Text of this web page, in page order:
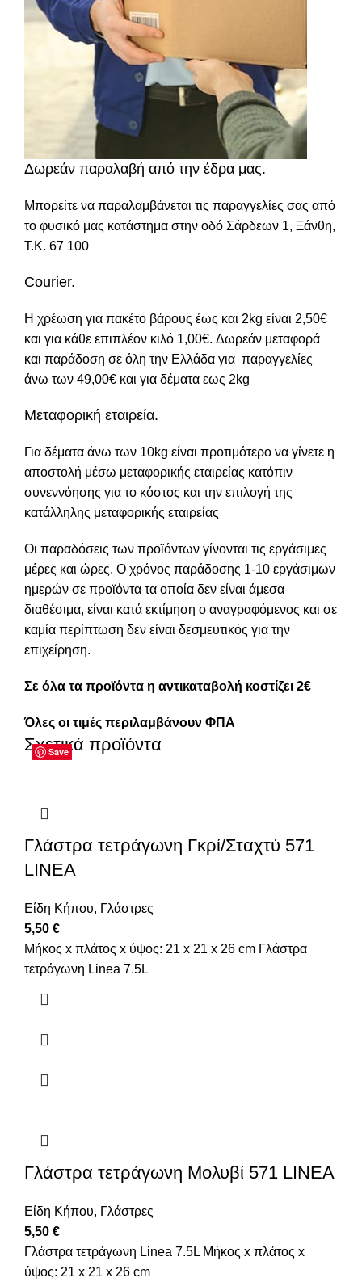
Δωρεάν παραλαβή από την έδρα μας.
Μπορείτε να παραλαμβάνεται τις παραγγελίες σας από
το φυσικό μας κατάστημα στην οδό Σάρδεων 1, Ξάνθη,
Τ.Κ. 67 100
Courier.
Η χρέωση για πακέτο βάρους έως και 2kg είναι 2,50€
και για κάθε επιπλέον κιλό 1,00€. Δωρεάν μεταφορά
και παράδοση σε όλη την Ελλάδα για παραγγελίες
άνω των 49,00€ και για δέματα εως 2kg
Μεταφορική εταιρεία.
Για δέματα άνω των 10kg είναι προτιμότερο να γίνετε η
αποστολή μέσω μεταφορικής εταιρείας κατόπιν
συνεννόησης για το κόστος και την επιλογή της
κατάλληλης μεταφορικής εταιρείας
Οι παραδόσεις των προϊόντων γίνονται τις εργάσιμες
μέρες και ώρες. Ο χρόνος παράδοσης 1-10 εργάσιμων
ημερών σε προϊόντα τα οποία δεν είναι άμεσα
διαθέσιμα, είναι κατά εκτίμηση ο αναγραφόμενος και σε
καμία περίπτωση δεν είναι δεσμευτικός για την
επιχείρηση.
Σε όλα τα προϊόντα η αντικαταβολή κοστίζει 2€
Όλες οι τιμές περιλαμβάνουν ΦΠΑ
Σχετικά προϊόντα
Save
Γλάστρα τετράγωνη Γκρί/Σταχτύ 571
LINEA
Είδη Κήπου, Γλάστρες
5,50 €
Μήκος x πλάτος x ύψος: 21 x 21 x 26 cm Γλάστρα
τετράγωνη Linea 7.5L
Save
Γλάστρα τετράγωνη Μολυβί 571 LINEA
Είδη Κήπου, Γλάστρες
5,50 €
Γλάστρα τετράγωνη Linea 7.5L Μήκος x πλάτος x
ύψος: 21 x 21 x 26 cm
Save
Save
Save
Save
Save
Save